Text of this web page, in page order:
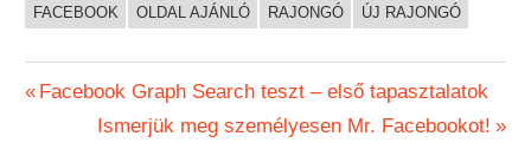
FACEBOOK OLDAL AJÁNLÓ RAJONGÓ ÚJ RAJONGÓ
Bejegyzés
Previous
Facebook Graph Search teszt – első tapasztalatok
Next
Ismerjük meg személyesen Mr. Facebookot!